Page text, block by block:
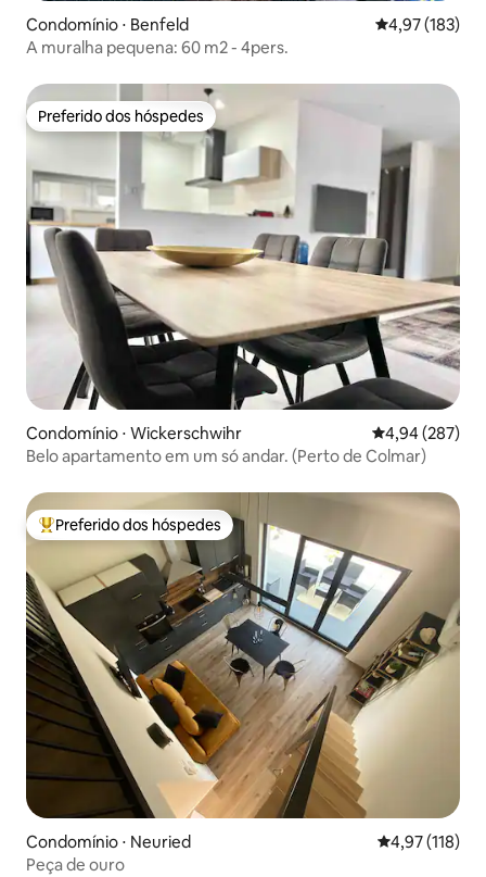
Condomínio ⋅ Benfeld 4,97 de uma
4,97 (183)
A muralha pequena: 60 m2 - 4pers.
Preferido dos hóspedes
Preferido dos hóspedes
Condomínio ⋅ Wickerschwihr 4,94 de uma
4,94 (287)
Belo apartamento em um só andar. (Perto de Colmar)
Entre os melhores preferidos dos hóspedes
Preferido dos hóspedes
Condomínio ⋅ Neuried 4,97 de uma
4,97 (118)
Peça de ouro